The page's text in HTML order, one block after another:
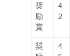
奨
励
賞
4
2
奨
4